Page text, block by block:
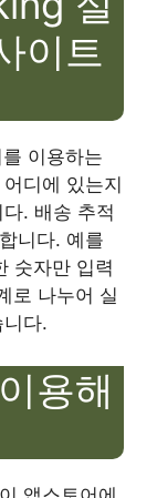
이트
이용하는
디에 있는지
. 배송 추적
니다. 예를
숫자만 입력
로 나누어 실
다.
용해